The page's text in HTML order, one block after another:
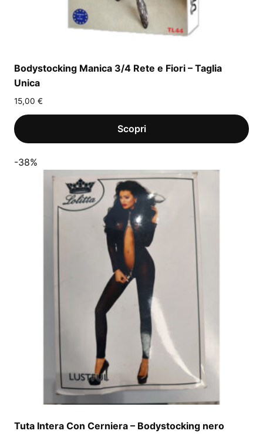
Bodystocking Manica 3/4 Rete e Fiori – Taglia
Unica
15,00 €
-38%
Tuta Intera Con Cerniera – Bodystocking nero